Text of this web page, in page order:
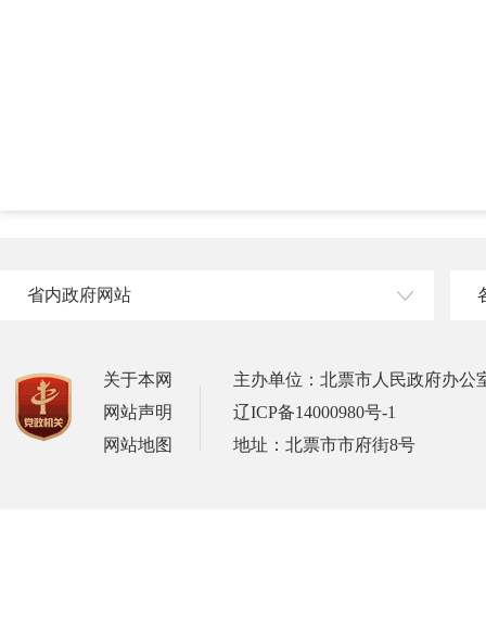
省内政府网站
关于本网
网站声明
网站地图
主办单位：北票市人民政府办公
辽ICP备14000980号-1
地址：北票市市府街8号